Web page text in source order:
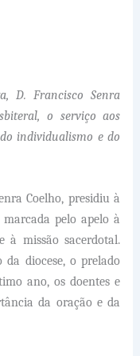
D. Francisco Senra
o serviço aos
individualismo e do
Coelho, presidiu à
pelo apelo à
à missão sacerdotal.
diocese, o prelado
ano, os doentes e
da oração e da